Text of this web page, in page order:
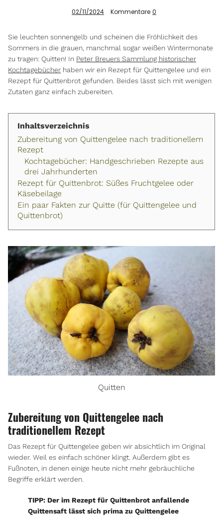
02/11/2024 Kommentare 0
Sie leuchten sonnengelb und scheinen die Fröhlichkeit des
Sommers in die grauen, manchmal sogar weißen Wintermonate
zu tragen: Quitten! In Peter Breuers Sammlung historischer
Kochtagebücher haben wir ein Rezept für Quittengelee und ein
Rezept für Quittenbrot gefunden. Beides lässt sich mit wenigen
Zutaten ganz einfach zubereiten.
Inhaltsverzeichnis
Zubereitung von Quittengelee nach traditionellem
Rezept
Kochtagebücher: Handgeschrieben Rezepte aus
drei Jahrhunderten
Rezept für Quittenbrot: Süßes Fruchtgelee oder
Käsebeilage
Ein paar Fakten zur Quitte (für Quittengelee und
Quittenbrot)
Quitten
Zubereitung von Quittengelee nach
traditionellem Rezept
Das Rezept für Quittengelee geben wir absichtlich im Original
wieder. Weil es einfach schöner klingt. Außerdem gibt es
Fußnoten, in denen einige heute nicht mehr gebräuchliche
Begriffe erklärt werden.
TIPP: Der im Rezept für Quittenbrot anfallende
Quittensaft lässt sich prima zu Quittengelee